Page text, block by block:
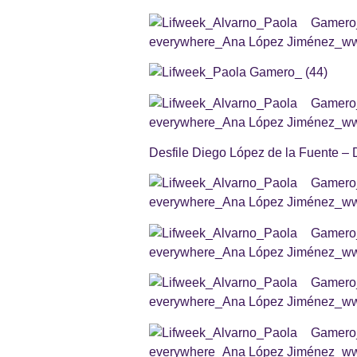
Desfile Diego López de la Fuente –